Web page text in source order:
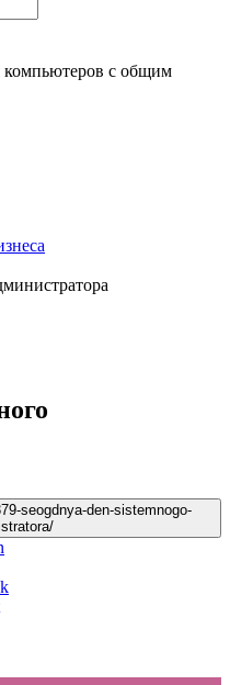
компьютеров с общим
seogdnya-den-sistemnogo-